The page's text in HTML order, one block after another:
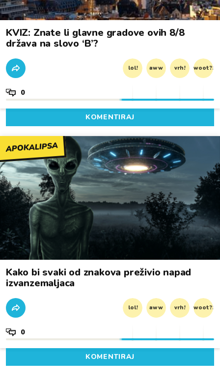
KVIZ: Znate li glavne gradove ovih 8/8
država na slovo ‘B’?
lol! aww vrh! woot?!
0
KOMENTIRAJ
APOKALIPSA
Kako bi svaki od znakova preživio napad
izvanzemaljaca
lol! aww vrh! woot?!
0
KOMENTIRAJ